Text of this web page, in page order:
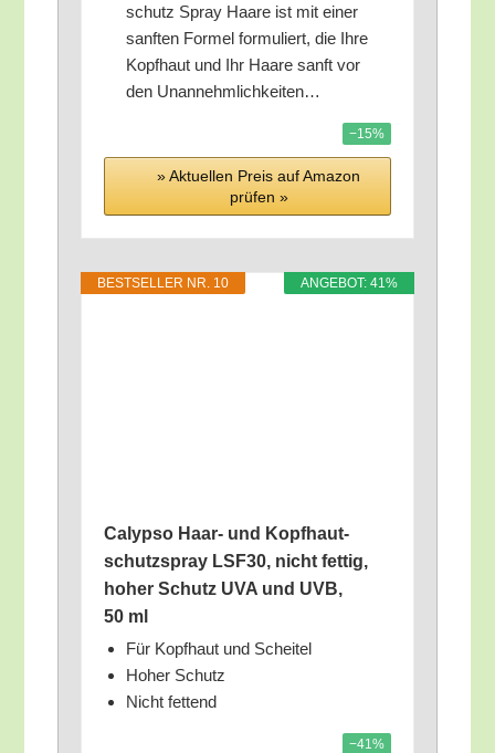
schutz Spray Haa­re ist mit einer
sanf­ten For­mel for­mu­liert, die Ihre
Kopf­haut und Ihr Haa­re sanft vor
den Unannehmlichkeiten…
−15%
» Aktu­el­len Preis auf Ama­zon
prü­fen »
ANGE­BOT: 41%
BEST­SEL­LER NR. 10
Calyp­so Haar- und Kopf­haut­
schutz­spray LSF30, nicht fet­tig,
hoher Schutz UVA und UVB,
50 ml
Für Kopf­haut und Scheitel
Hoher Schutz
Nicht fet­tend
−41%